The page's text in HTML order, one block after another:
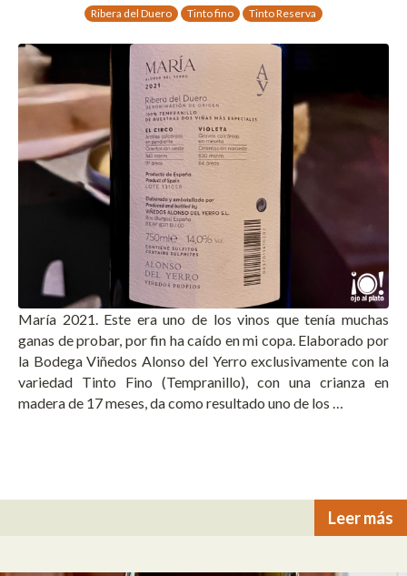
Ribera del Duero Tinto fino Tinto Reserva
María 2021. Este era uno de los vinos que tenía muchas
ganas de probar, por fin ha caído en mi copa. Elaborado por
la Bodega Viñedos Alonso del Yerro exclusivamente con la
variedad Tinto Fino (Tempranillo), con una crianza en
madera de 17 meses, da como resultado uno de los …
Leer más